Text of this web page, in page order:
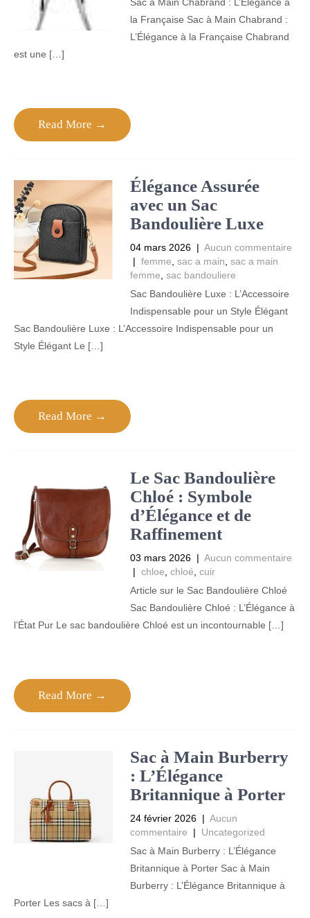
la Française Sac à Main Chabrand :
L’Élégance à la Française Chabrand
est une […]
Read More →
Élégance Assurée
avec un Sac
Bandoulière Luxe
04 mars 2026 | Aucun commentaire
| femme sac a main sac a main
femme sac bandouliere
Sac Bandoulière Luxe : L’Accessoire
Indispensable pour un Style Élégant
Sac Bandoulière Luxe : L’Accessoire Indispensable pour un
Style Élégant Le […]
Read More →
Le Sac Bandoulière
Chloé : Symbole
d’Élégance et de
Raffinement
03 mars 2026 | Aucun commentaire
| chloe chloé cuir
Article sur le Sac Bandoulière Chloé
Sac Bandoulière Chloé : L’Élégance à
l’État Pur Le sac bandoulière Chloé est un incontournable […]
Read More →
Sac à Main Burberry
: L’Élégance
Britannique à Porter
24 février 2026 | Aucun
commentaire
| Uncategorized
Sac à Main Burberry : L’Élégance
Britannique à Porter Sac à Main
Burberry : L’Élégance Britannique à
Porter Les sacs à […]